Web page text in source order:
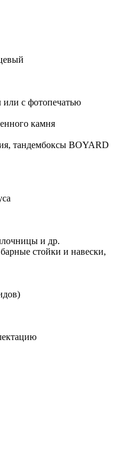
с фотопечатью
камня
тандембоксы BOYARD
и др.
стойки и навески,